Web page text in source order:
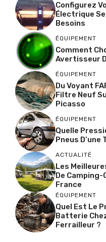
Configurez
Électrique
Besoins
ÉQUIPEMENT
Comment
Avertisseur
ÉQUIPEMENT
Du Voyant
Filtre Neuf
Picasso
ÉQUIPEMENT
Quelle
Pneus D’une
ACTUALITÉ
Les
De Camping-
France
ÉQUIPEMENT
Quel Est Le
Batterie
Ferrailleur ?